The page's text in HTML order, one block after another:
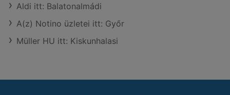
Aldi itt: Balatonalmádi
A(z) Notino üzletei itt: Győr
Müller HU itt: Kiskunhalasi